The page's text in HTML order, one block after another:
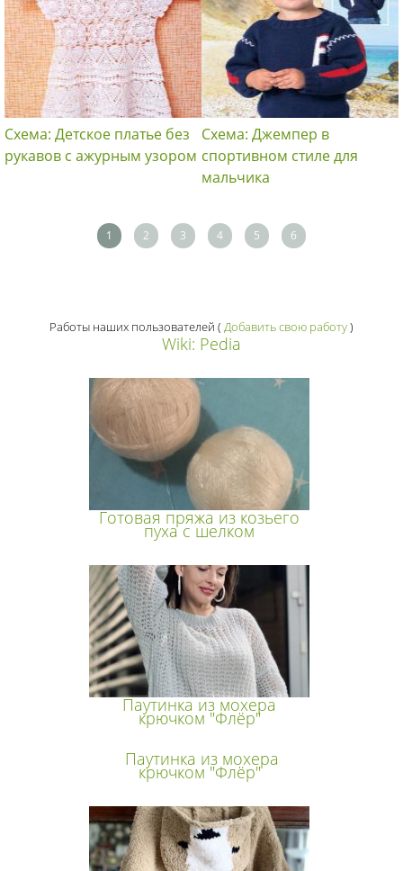
Схема: Детское платье без
рукавов с ажурным узором
Схема: Джемпер в
спортивном стиле для
мальчика
1 2 3 4 5 6
Работы наших пользователей ( Добавить свою работу)
Wiki: Pedia
Готовая пряжа из козьего
пуха с шелком
Паутинка из мохера
крючком "Флёр"
Паутинка из мохера
крючком "Флёр"